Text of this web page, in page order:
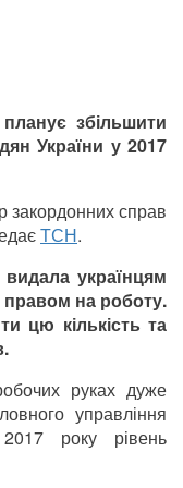
збільшити
України у 2017
закордонних справ
ТСН.
українцям
правом на роботу.
цю кількість та
руках дуже
управління
року рівень